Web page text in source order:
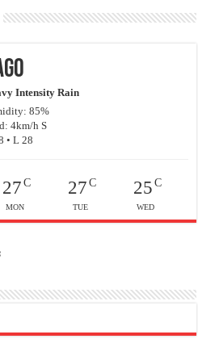
Intensity Rain
85%
4km/h S
• L 28
27 C
MON
27C
TUE
25C
WED